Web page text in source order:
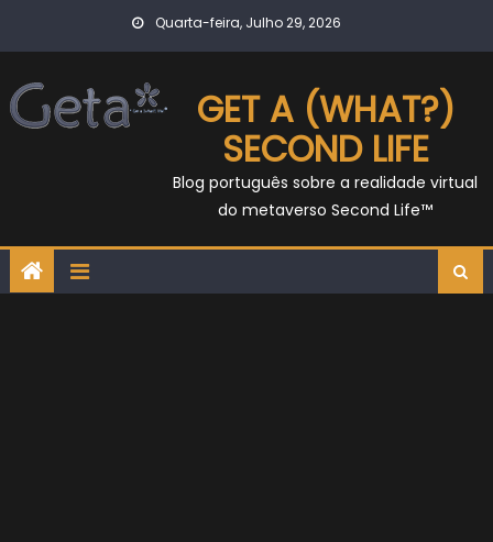
Quarta-feira, Julho 29, 2026
GET A (WHAT?)
SECOND LIFE
Blog português sobre a realidade virtual
do metaverso Second Life™